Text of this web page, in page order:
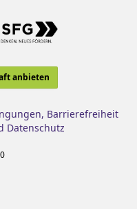
anbieten
Barrierefreiheit
Datenschutz